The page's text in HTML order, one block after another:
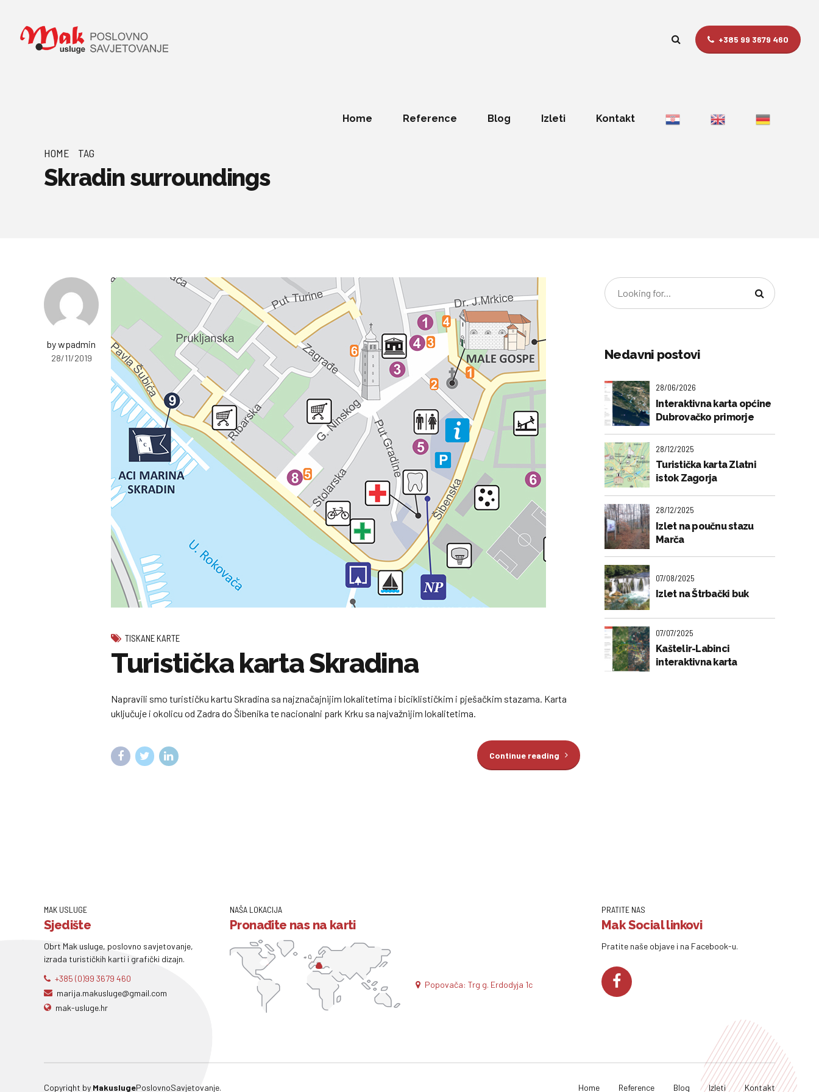
+385 99 3679 460
Home Reference Blog Izleti Kontakt
HOME TAG
Skradin surroundings
by wpadmin
28/11/2019
TISKANE KARTE
Turistička karta Skradina
Napravili smo turističku kartu Skradina sa najznačajnijim lokalitetima i biciklističkim i pješačkim stazama. Karta
uključuje i okolicu od Zadra do Šibenika te nacionalni park Krku sa najvažnijim lokalitetima.
Continue reading
Nedavni postovi
28/06/2026
Interaktivna karta općine
Dubrovačko primorje
28/12/2025
Turistička karta Zlatni
istok Zagorja
28/12/2025
Izlet na poučnu stazu
Marča
07/08/2025
Izlet na Štrbački buk
07/07/2025
Kaštelir-Labinci
interaktivna karta
MAK USLUGE
Sjedište
Obrt Mak usluge, poslovno savjetovanje,
izrada turističkih karti i grafički dizajn.
+385 (0)99 3679 460
marija.makusluge@gmail.com
mak-usluge.hr
NAŠA LOKACIJA
Pronađite nas na karti
Popovača: Trg g. Erdodyja 1c
PRATITE NAS
Mak Social linkovi
Pratite naše objave i na Facebook-u.
Copyright by MakuslugePoslovnoSavjetovanje. Home Reference Blog Izleti Kontakt